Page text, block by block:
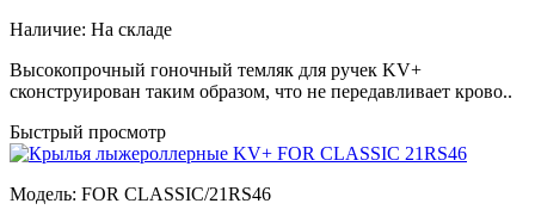
Наличие: На складе
Высокопрочный гоночный темляк для ручек KV+
сконструирован таким образом, что не передавливает крово..
Быстрый просмотр
Модель: FOR CLASSIC/21RS46